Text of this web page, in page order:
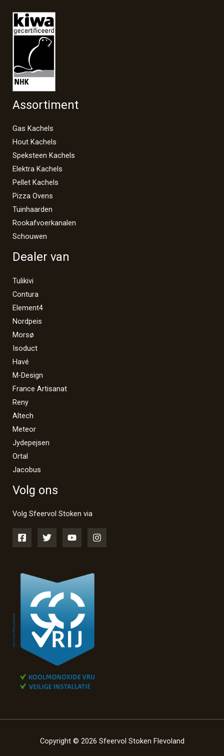
Assortiment
Gas Kachels
Hout Kachels
Speksteen Kachels
Elektra Kachels
Pellet Kachels
Pizza Ovens
Tuinhaarden
Rookafvoerkanalen
Schouwen
Dealer van
Tulikivi
Contura
Element4
Nordpeis
Morsø
Isoduct
Havé
M-Design
France Artisanat
Reny
Altech
Meteor
Jydepejsen
Ortal
Jacobus
Volg ons
Volg Sfeervol Stoken via
Copyright © 2026 Sfeervol Stoken Flevoland